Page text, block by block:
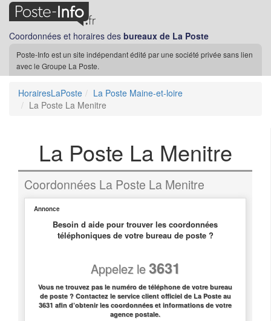
Coordonnées et horaires des bureaux de La Poste
Poste-Info est un site indépendant édité par une société privée sans lien
avec le Groupe La Poste.
HorairesLaPoste
La Poste Maine-et-loire
La Poste La Menitre
La Poste La Menitre
Coordonnées La Poste La Menitre
Annonce
Besoin d aide pour trouver les coordonnées
téléphoniques de votre bureau de poste ?
Appelez le3631
Vous ne trouvez pas le numéro de téléphone de votre bureau
de poste ? Contactez le service client officiel de La Poste au
3631 afin d’obtenir les coordonnées et informations de votre
agence postale.